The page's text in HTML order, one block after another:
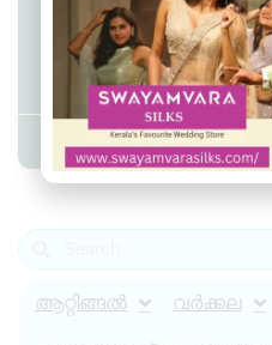
മാറ്റങ്ങള്‍
പുതിയ
Admin YS January 25, 2023
ആറ്റിങ്ങൽ വർക്കല